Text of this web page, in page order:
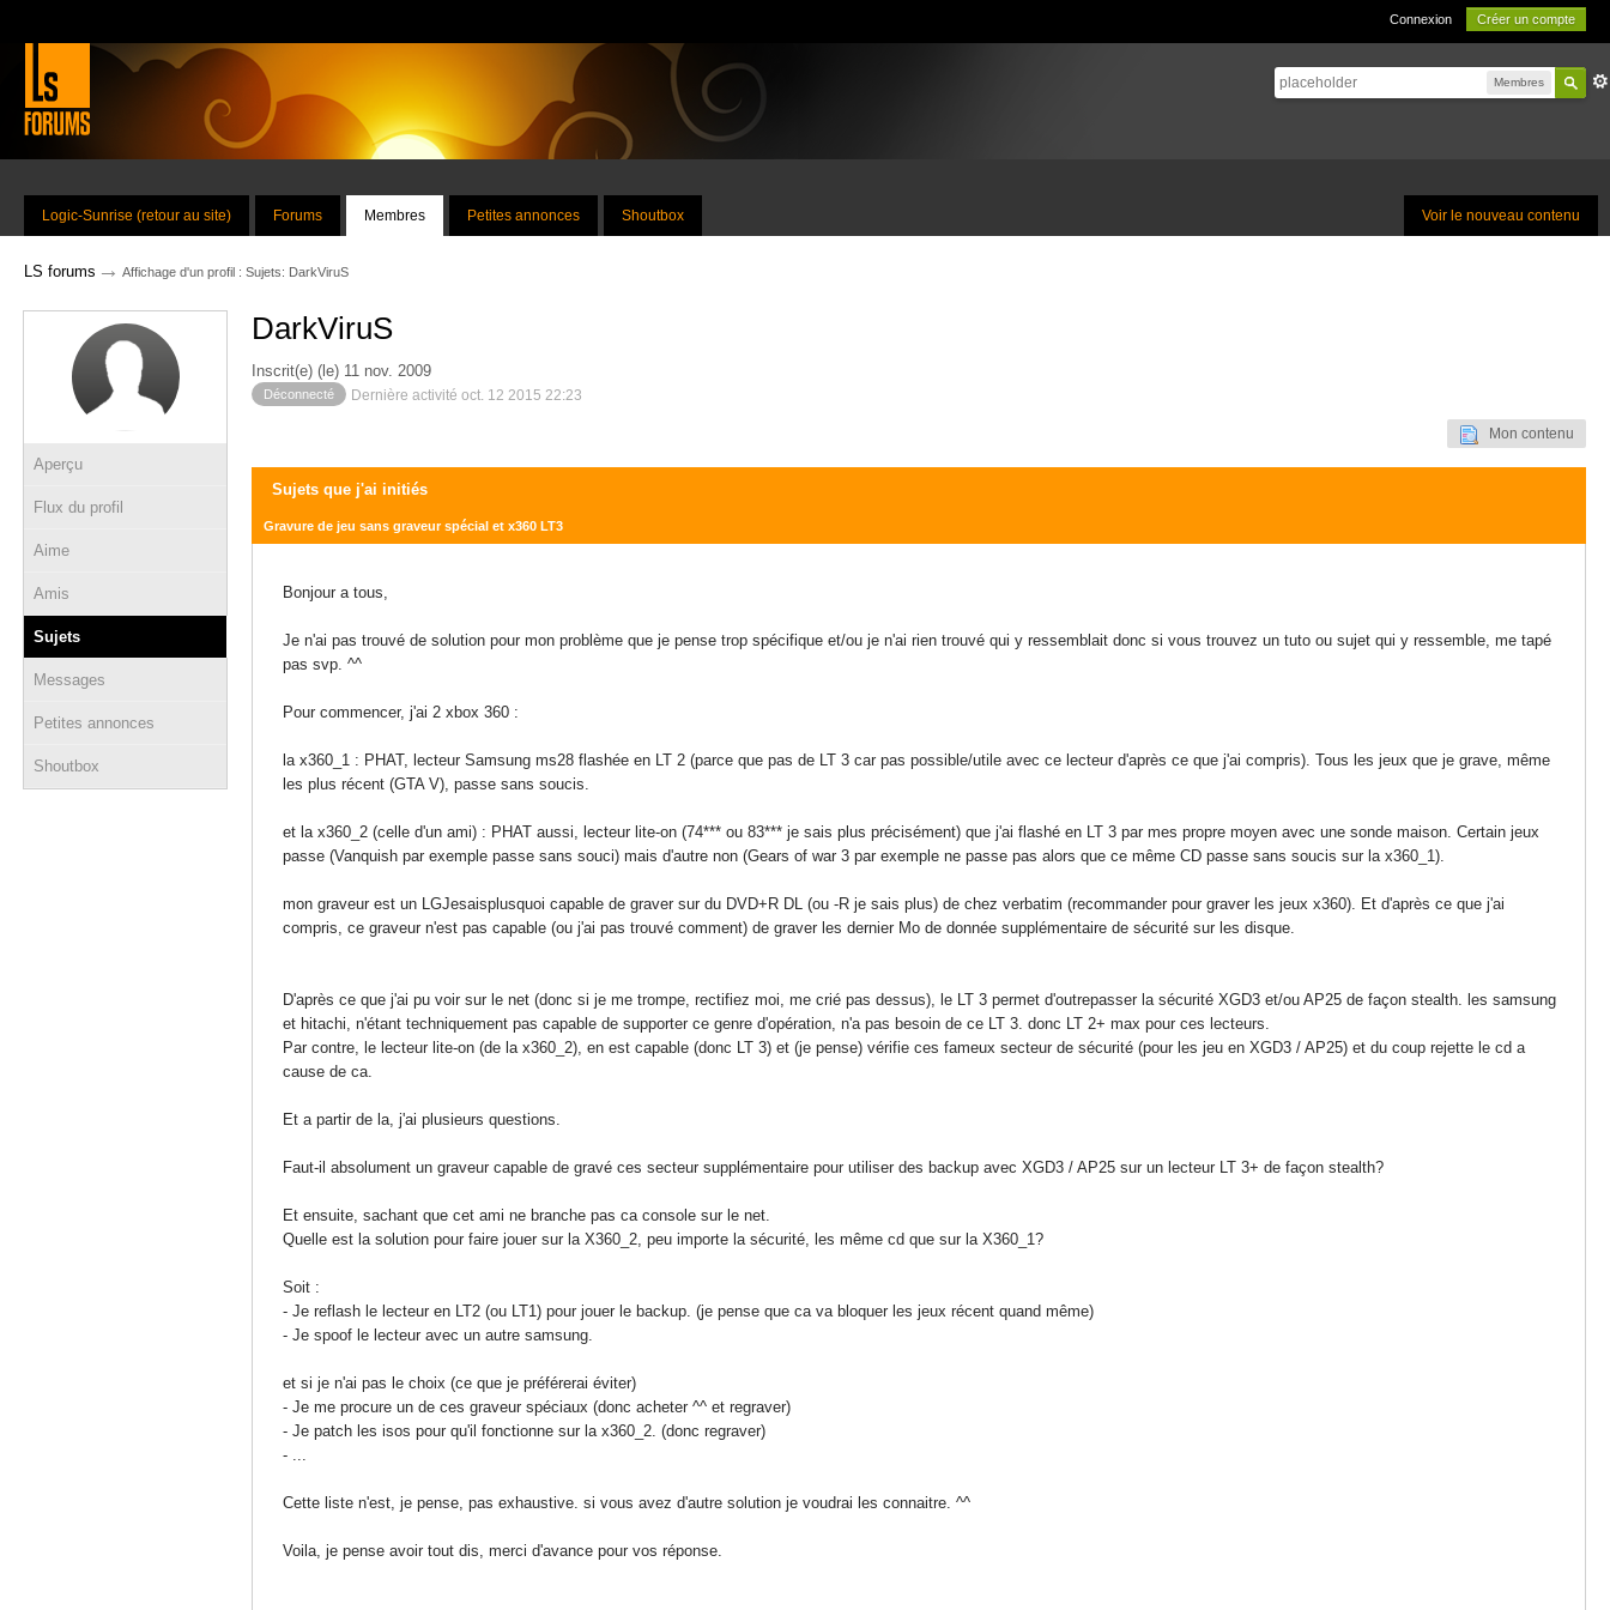
Connexion Créer un compte
Membres
Voir le nouveau contenu
Logic-Sunrise (retour au site) Forums Membres Petites annonces Shoutbox
LS forums → Affichage d'un profil : Sujets: DarkViruS
Aperçu
Flux du profil
Aime
Amis
Sujets
Messages
Petites annonces
Shoutbox
DarkViruS
Inscrit(e) (le) 11 nov. 2009
Déconnecté Dernière activité oct. 12 2015 22:23
Mon contenu
Sujets que j'ai initiés
Gravure de jeu sans graveur spécial et x360 LT3
Bonjour a tous,
Je n'ai pas trouvé de solution pour mon problème que je pense trop spécifique et/ou je n'ai rien trouvé qui y ressemblait donc si vous trouvez un tuto ou sujet qui y ressemble, me tapé
pas svp. ^^
Pour commencer, j'ai 2 xbox 360 :
la x360_1 : PHAT, lecteur Samsung ms28 flashée en LT 2 (parce que pas de LT 3 car pas possible/utile avec ce lecteur d'après ce que j'ai compris). Tous les jeux que je grave, même
les plus récent (GTA V), passe sans soucis.
et la x360_2 (celle d'un ami) : PHAT aussi, lecteur lite-on (74*** ou 83*** je sais plus précisément) que j'ai flashé en LT 3 par mes propre moyen avec une sonde maison. Certain jeux
passe (Vanquish par exemple passe sans souci) mais d'autre non (Gears of war 3 par exemple ne passe pas alors que ce même CD passe sans soucis sur la x360_1).
mon graveur est un LGJesaisplusquoi capable de graver sur du DVD+R DL (ou -R je sais plus) de chez verbatim (recommander pour graver les jeux x360). Et d'après ce que j'ai
compris, ce graveur n'est pas capable (ou j'ai pas trouvé comment) de graver les dernier Mo de donnée supplémentaire de sécurité sur les disque.
D'après ce que j'ai pu voir sur le net (donc si je me trompe, rectifiez moi, me crié pas dessus), le LT 3 permet d'outrepasser la sécurité XGD3 et/ou AP25 de façon stealth. les samsung
et hitachi, n'étant techniquement pas capable de supporter ce genre d'opération, n'a pas besoin de ce LT 3. donc LT 2+ max pour ces lecteurs.
Par contre, le lecteur lite-on (de la x360_2), en est capable (donc LT 3) et (je pense) vérifie ces fameux secteur de sécurité (pour les jeu en XGD3 / AP25) et du coup rejette le cd a
cause de ca.
Et a partir de la, j'ai plusieurs questions.
Faut-il absolument un graveur capable de gravé ces secteur supplémentaire pour utiliser des backup avec XGD3 / AP25 sur un lecteur LT 3+ de façon stealth?
Et ensuite, sachant que cet ami ne branche pas ca console sur le net.
Quelle est la solution pour faire jouer sur la X360_2, peu importe la sécurité, les même cd que sur la X360_1?
Soit :
- Je reflash le lecteur en LT2 (ou LT1) pour jouer le backup. (je pense que ca va bloquer les jeux récent quand même)
- Je spoof le lecteur avec un autre samsung.
et si je n'ai pas le choix (ce que je préférerai éviter)
- Je me procure un de ces graveur spéciaux (donc acheter ^^ et regraver)
- Je patch les isos pour qu'il fonctionne sur la x360_2. (donc regraver)
- ...
Cette liste n'est, je pense, pas exhaustive. si vous avez d'autre solution je voudrai les connaitre. ^^
Voila, je pense avoir tout dis, merci d'avance pour vos réponse.